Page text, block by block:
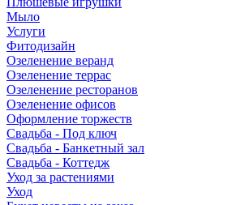
Мыло
Услуги
Фитодизайн
Озеленение веранд
Озеленение террас
Озеленение ресторанов
Озеленение офисов
Оформление торжеств
Свадьба - Под ключ
Свадьба - Банкетный зал
Свадьба - Коттедж
Уход за растениями
Уход